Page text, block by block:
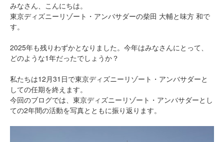
みなさん、こんにちは。
東京ディズニーリゾート・アンバサダーの柴田 大輔と味方 和で
す。
2025年も残りわずかとなりました。今年はみなさんにとって、
どのような1年だったでしょうか？
私たちは12月31日で東京ディズニーリゾート・アンバサダーと
しての任期を終えます。
今回のブログでは、東京ディズニーリゾート・アンバサダーとし
ての2年間の活動を写真とともに振り返ります。